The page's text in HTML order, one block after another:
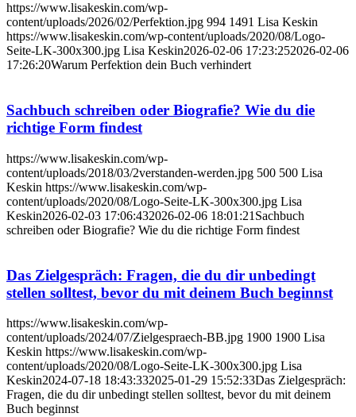
https://www.lisakeskin.com/wp-
content/uploads/2026/02/Perfektion.jpg 994 1491 Lisa Keskin
https://www.lisakeskin.com/wp-content/uploads/2020/08/Logo-
Seite-LK-300x300.jpg Lisa Keskin2026-02-06 17:23:252026-02-06
17:26:20Warum Perfektion dein Buch verhindert
Sachbuch schreiben oder Biografie? Wie du die
richtige Form findest
https://www.lisakeskin.com/wp-
content/uploads/2018/03/2verstanden-werden.jpg 500 500 Lisa
Keskin https://www.lisakeskin.com/wp-
content/uploads/2020/08/Logo-Seite-LK-300x300.jpg Lisa
Keskin2026-02-03 17:06:432026-02-06 18:01:21 Sachbuch
schreiben oder Biografie? Wie du die richtige Form findest
Das Zielgespräch: Fragen, die du dir unbedingt
stellen solltest, bevor du mit deinem Buch beginnst
https://www.lisakeskin.com/wp-
content/uploads/2024/07/Zielgespraech-BB.jpg 1900 1900 Lisa
Keskin https://www.lisakeskin.com/wp-
content/uploads/2020/08/Logo-Seite-LK-300x300.jpg Lisa
Keskin2024-07-18 18:43:332025-01-29 15:52:33Das Zielgespräch:
Fragen, die du dir unbedingt stellen solltest, bevor du mit deinem
Buch beginnst